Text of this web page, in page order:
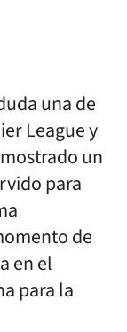
una de
League y
un
para
de
en el
para la